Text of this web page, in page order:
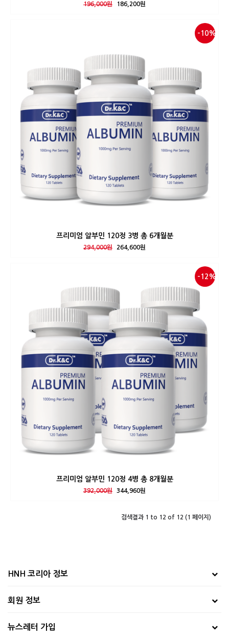
196,000원 186,200원
-10%
프리미엄 알부민 120정 3병 총 6개월분
294,000원 264,600원
-12%
프리미엄 알부민 120정 4병 총 8개월분
392,000원 344,960원
검색결과 1 to 12 of 12 (1 페이지)
HNH 코리아 정보
회원 정보
뉴스레터 가입